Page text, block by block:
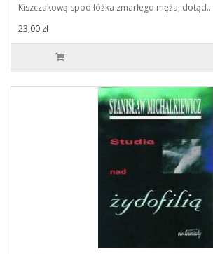
Kiszczakową spod łóżka zmarłego męża, dotąd…
23,00 zł